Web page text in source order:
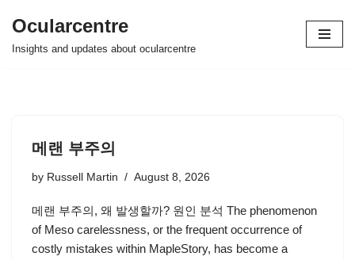
Skip
Ocularcentre
Insights and updates about ocularcentre
메랜 부주의
by Russell Martin August 8, 2026
메랜 부주의, 왜 발생할까? 원인 분석 The phenomenon
of Meso carelessness, or the frequent occurrence of
costly mistakes within MapleStory, has become a